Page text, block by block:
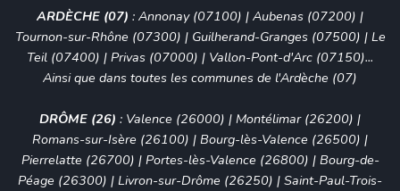
ARDÈCHE (07) : Annonay (07100) | Aubenas (07200) |
Tournon-sur-Rhône (07300) | Guilherand-Granges (07500) | Le
Teil (07400) | Privas (07000) | Vallon-Pont-d'Arc (07150)...
Ainsi que dans toutes les communes de l'Ardèche (07)
DRÔME (26) : Valence (26000) | Montélimar (26200) |
Romans-sur-Isère (26100) | Bourg-lès-Valence (26500) |
Pierrelatte (26700) | Portes-lès-Valence (26800) | Bourg-de-
Péage (26300) | Livron-sur-Drôme (26250) | Saint-Paul-Trois-